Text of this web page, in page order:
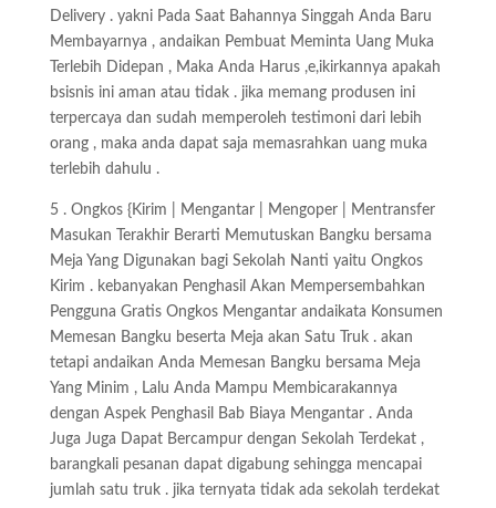
Delivery . yakni Pada Saat Bahannya Singgah Anda Baru
Membayarnya , andaikan Pembuat Meminta Uang Muka
Terlebih Didepan , Maka Anda Harus ,e,ikirkannya apakah
bsisnis ini aman atau tidak . jika memang produsen ini
terpercaya dan sudah memperoleh testimoni dari lebih
orang , maka anda dapat saja memasrahkan uang muka
terlebih dahulu .
5 . Ongkos {Kirim | Mengantar | Mengoper | Mentransfer
Masukan Terakhir Berarti Memutuskan Bangku bersama
Meja Yang Digunakan bagi Sekolah Nanti yaitu Ongkos
Kirim . kebanyakan Penghasil Akan Mempersembahkan
Pengguna Gratis Ongkos Mengantar andaikata Konsumen
Memesan Bangku beserta Meja akan Satu Truk . akan
tetapi andaikan Anda Memesan Bangku bersama Meja
Yang Minim , Lalu Anda Mampu Membicarakannya
dengan Aspek Penghasil Bab Biaya Mengantar . Anda
Juga Juga Dapat Bercampur dengan Sekolah Terdekat ,
barangkali pesanan dapat digabung sehingga mencapai
jumlah satu truk . jika ternyata tidak ada sekolah terdekat